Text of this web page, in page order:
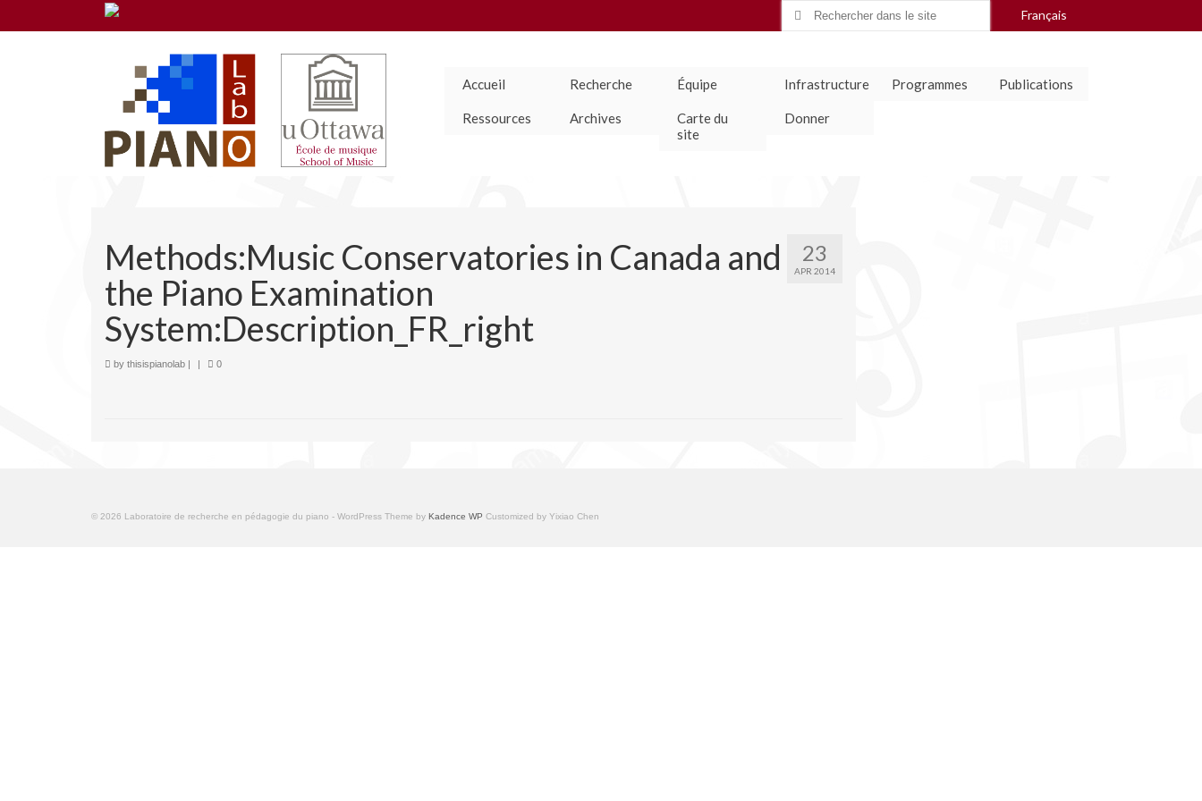
Français
Search
Accueil Recherche Équipe Infrastructure Programmes Publications
Ressources Archives
Carte du
site
Donner
23
APR 2014
Methods:Music Conservatories in Canada and
the Piano Examination
System:Description_FR_right
by thisispianolab | | 0
© 2026 Laboratoire de recherche en pédagogie du piano - WordPress Theme by Kadence WP Customized by Yixiao Chen